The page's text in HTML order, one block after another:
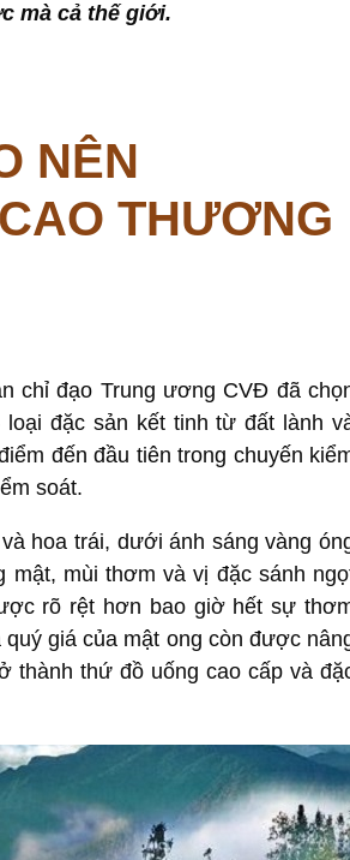
mà cả thế giới.
NÊN
THƯƠNG
chỉ đạo Trung ương CVĐ đã
đặc sản kết tinh từ đất lành
đến đầu tiên trong chuyến
soát.
hoa trái, dưới ánh sáng vàng
mật, mùi thơm và vị đặc sánh
rõ rệt hơn bao giờ hết sự
giá của mật ong còn được
thành thứ đồ uống cao cấp và